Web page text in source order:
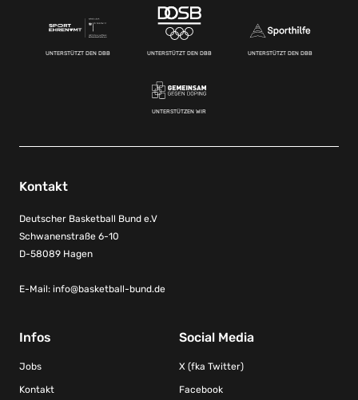
UNTERSTÜTZT DEN DBB UNTERSTÜTZT DEN DBB UNTERSTÜTZT DEN DBB
UNTERSTÜTZEN WIR
Kontakt
Deutscher Basketball Bund e.V
Schwanenstraße 6-10
D-58089 Hagen
E-Mail: info@basketball-bund.de
Infos
Jobs
Kontakt
Social Media
X (fka Twitter)
Facebook